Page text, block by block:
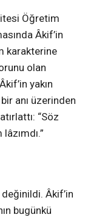
Öğretim
Âkif’in
karakterine
olan
yakın
anı üzerinden
“Söz
Âkif’in
bugünkü